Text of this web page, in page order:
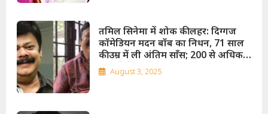
तमिल सिनेमा में शोक की लहर: दिग्गज
कॉमेडियन मदन बॉब का निधन, 71 साल
की उम्र में ली अंतिम साँस; 200 से अधिक
फिल्मों में किया है अभिनय!
August 3, 2025